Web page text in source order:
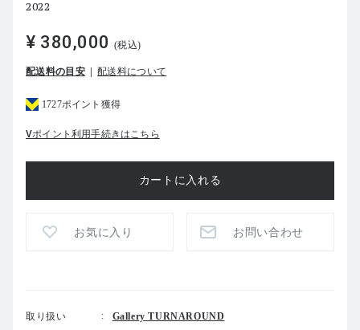
2022
¥ 380,000 (税込)
配送料の目安 配送料について
1727ポイント獲得
Vポイント利用手続きはこちら
お気に入り お問い合わせ
取り扱い
Gallery TURNAROUND